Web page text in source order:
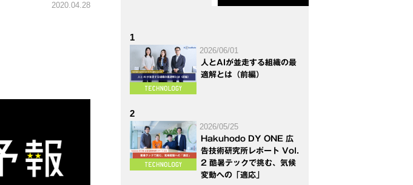
2020.04.28
1
2026/06/01
人とAIが並走する組織の最
適解とは（前編）
2
2026/05/25
Hakuhodo DY ONE 広
告技術研究所レポート Vol.
2 酷暑テックで挑む、気候
変動への「適応」